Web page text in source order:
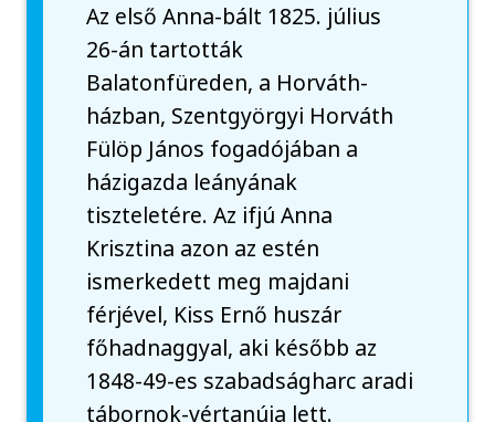
Az első Anna-bált 1825. július
26-án tartották
Balatonfüreden, a Horváth-
házban, Szentgyörgyi Horváth
Fülöp János fogadójában a
házigazda leányának
tiszteletére. Az ifjú Anna
Krisztina azon az estén
ismerkedett meg majdani
férjével, Kiss Ernő huszár
főhadnaggyal, aki később az
1848-49-es szabadságharc aradi
tábornok-vértanúja lett.